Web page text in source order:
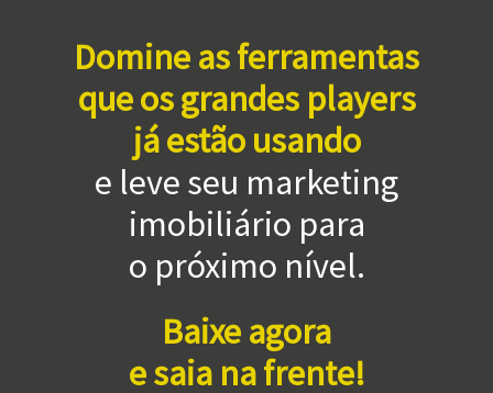
Domine as ferramentas
que os grandes players
já estão usando
e leve seu marketing
imobiliário para
o próximo nível.
Baixe agora
e saia na frente!